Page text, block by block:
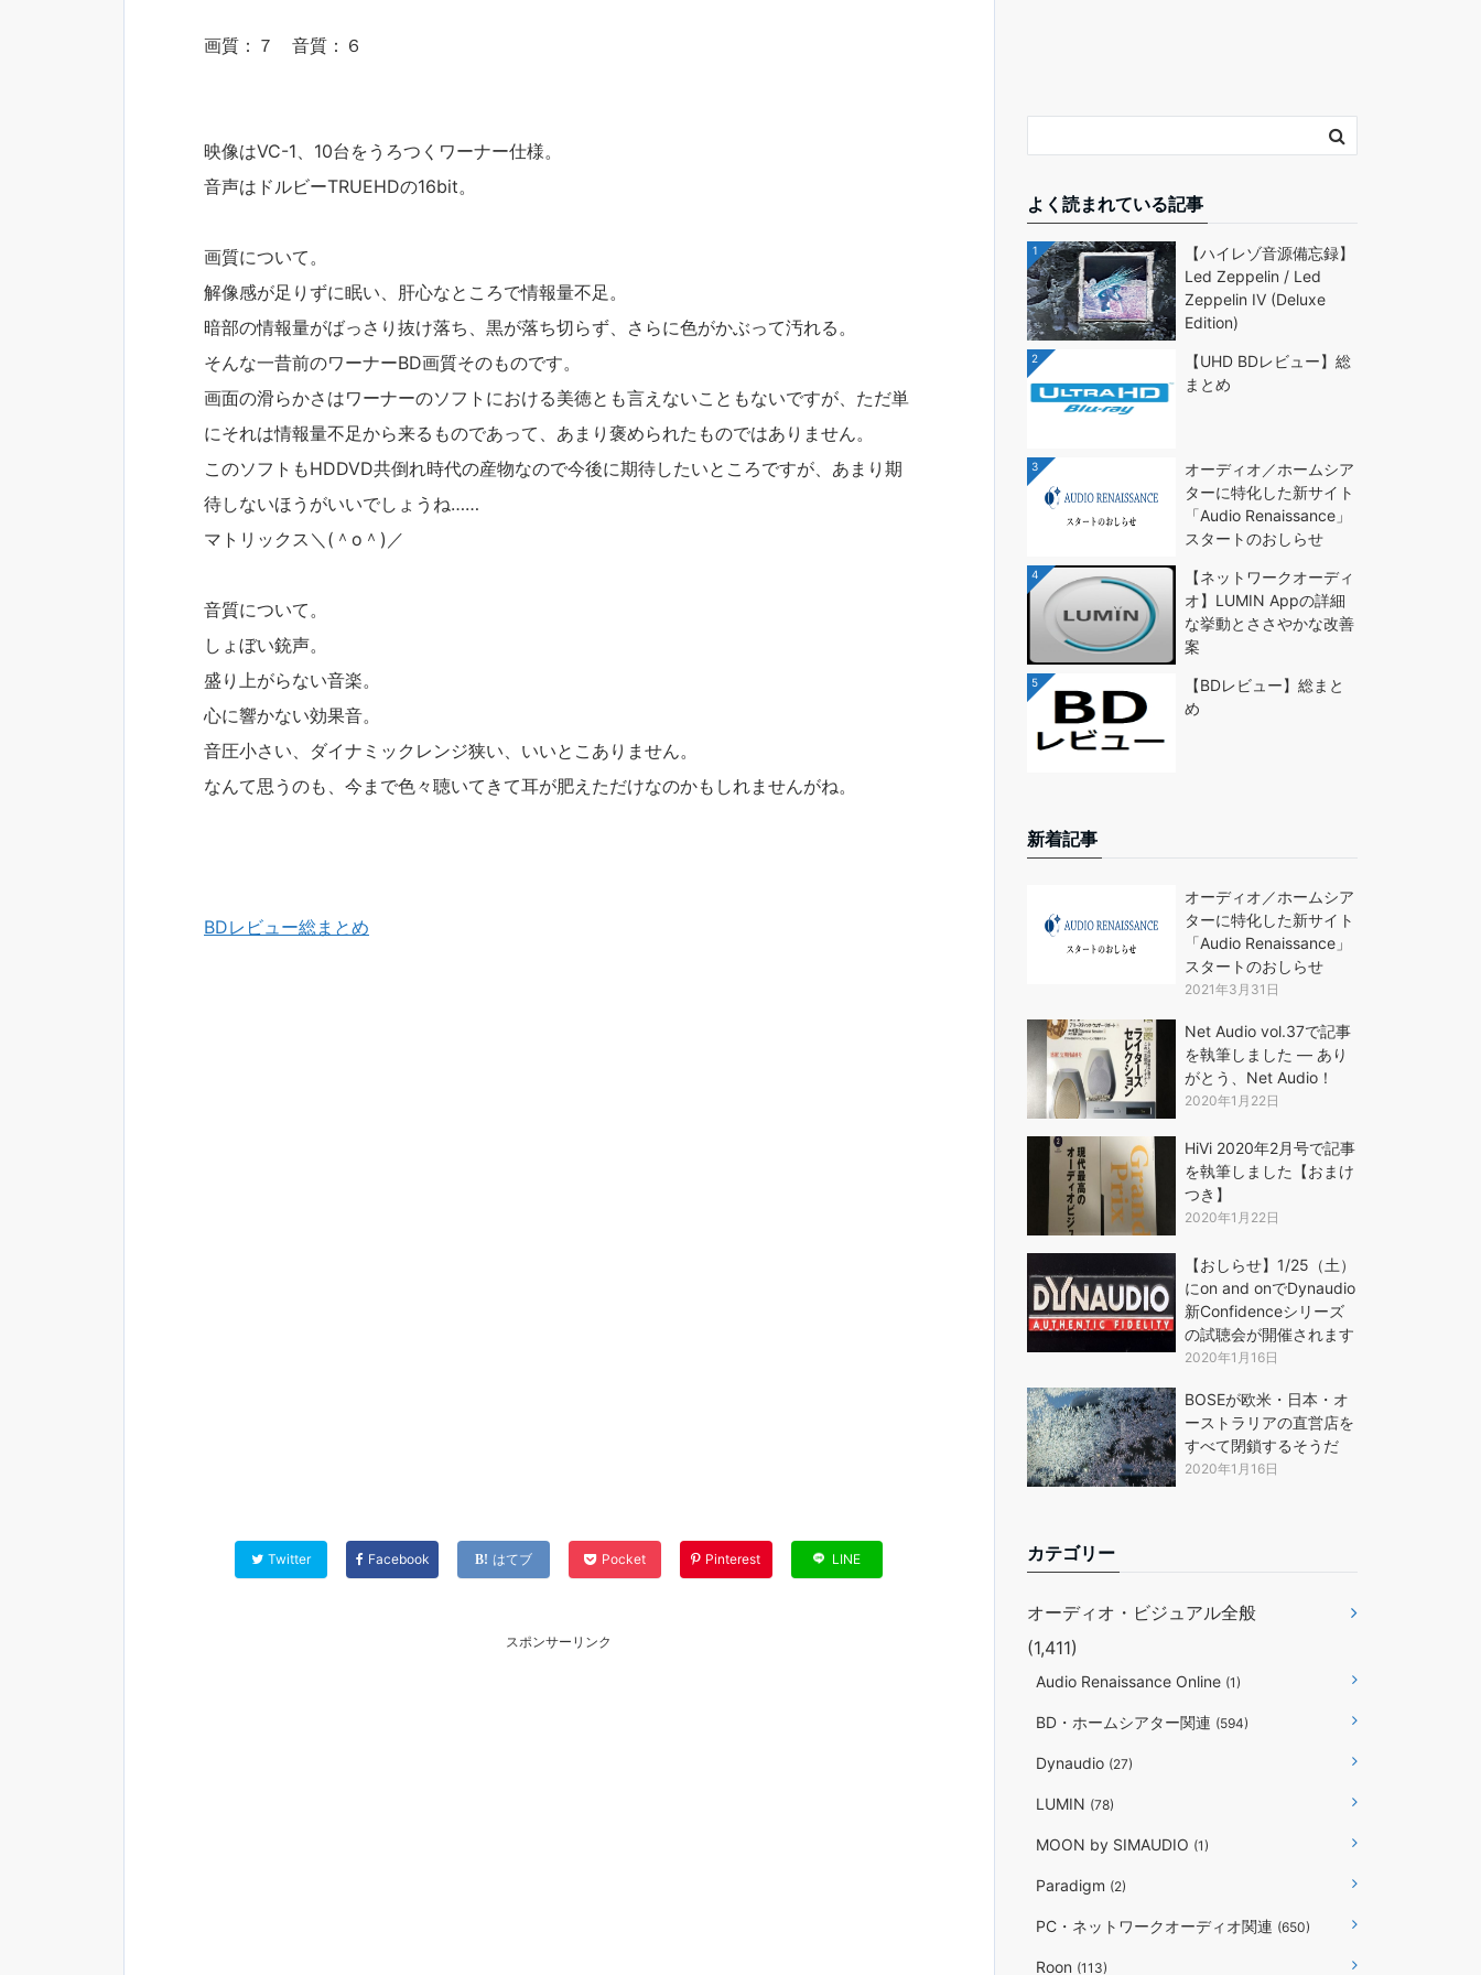
画質：７ 音質：６
映像はVC-1、10台をうろつくワーナー仕様。
音声はドルビーTRUEHDの16bit。
画質について。
解像感が足りずに眠い、肝心なところで情報量不足。
暗部の情報量がばっさり抜け落ち、黒が落ち切らず、さらに色がかぶって汚れる。
そんな一昔前のワーナーBD画質そのものです。
画面の滑らかさはワーナーのソフトにおける美徳とも言えないこともないですが、ただ単
にそれは情報量不足から来るものであって、あまり褒められたものではありません。
このソフトもHDDVD共倒れ時代の産物なので今後に期待したいところですが、あまり期
待しないほうがいいでしょうね……
マトリックス＼(＾o＾)／
音質について。
しょぼい銃声。
盛り上がらない音楽。
心に響かない効果音。
音圧小さい、ダイナミックレンジ狭い、いいとこありません。
なんて思うのも、今まで色々聴いてきて耳が肥えただけなのかもしれませんがね。
BDレビュー総まとめ
Twitter Facebook はてブ Pocket Pinterest LINE
スポンサーリンク
よく読まれている記事
1
【ハイレゾ音源備忘録】
Led Zeppelin / Led
Zeppelin IV (Deluxe
Edition)
2
【UHD BDレビュー】総
まとめ
3
オーディオ／ホームシア
ターに特化した新サイト
「Audio Renaissance」
スタートのおしらせ
4
【ネットワークオーディ
オ】LUMIN Appの詳細
な挙動とささやかな改善
案
5
【BDレビュー】総まと
め
新着記事
オーディオ／ホームシア
ターに特化した新サイト
「Audio Renaissance」
スタートのおしらせ
2021年3月31日
Net Audio vol.37で記事
を執筆しました ― あり
がとう、Net Audio！
2020年1月22日
HiVi 2020年2月号で記事
を執筆しました【おまけ
つき】
2020年1月22日
【おしらせ】1/25（土）
にon and onでDynaudio
新Confidenceシリーズ
の試聴会が開催されます
2020年1月16日
BOSEが欧米・日本・オ
ーストラリアの直営店を
すべて閉鎖するそうだ
2020年1月16日
カテゴリー
オーディオ・ビジュアル全般
(1,411)
Audio Renaissance Online (1)
BD・ホームシアター関連 (594)
Dynaudio (27)
LUMIN (78)
MOON by SIMAUDIO (1)
Paradigm (2)
PC・ネットワークオーディオ関連 (650)
Roon (113)